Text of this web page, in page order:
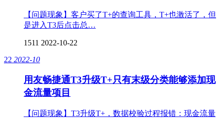
【问题现象】客户买了T+的查询工具，T+也激活了，但
是进入T3后点击总…
1511 2022-10-22
22 2022-10
用友畅捷通T3升级T+只有末级分类能够添加现
金流量项目
【问题现象】T3升级T+，数据校验过程报错：现金流量